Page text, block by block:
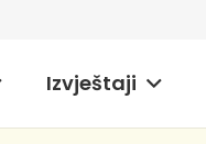
Izvještaji